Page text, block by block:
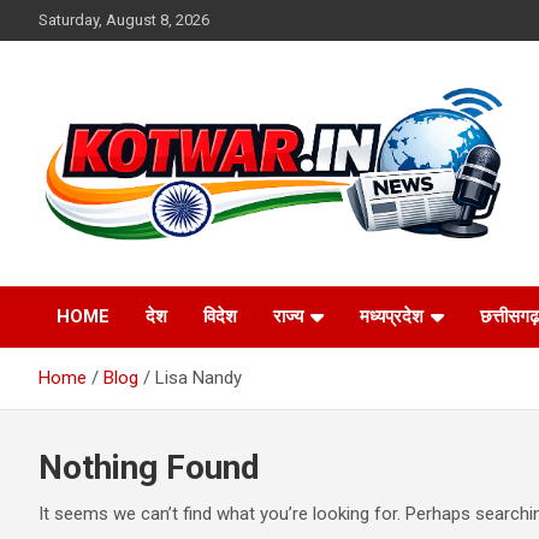
to
Saturday, August 8, 2026
kotwar.in
HOME देश विदेश राज्य मध्यप्रदेश छत्तीसगढ़
Home Blog Lisa Nandy
Nothing Found
It seems we can’t find what you’re looking for. Perhaps